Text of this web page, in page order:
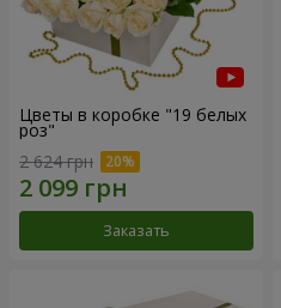
Цветы в коробке "19 белых
роз"
2 624 грн
Заказать